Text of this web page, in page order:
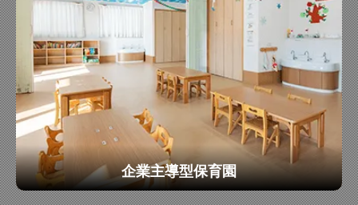
企業主導型保育園